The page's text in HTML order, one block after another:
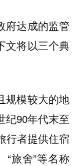
府达成的监管
文将以三个典
规模较大的地
90年代末至
行者提供住宿
“旅舍”等名称